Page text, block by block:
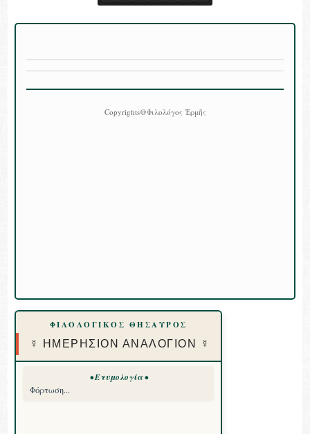
Copyrights@Φιλολόγος Ἑρμῆς
ΦΙΛΟΛΟΓΙΚΟΣ ΘΗΣΑΥΡΟΣ
☿ ΗΜΕΡΗΣΙΟΝ ΑΝΑΛΟΓΙΟΝ ☿
• Ετυμολογία •
Φόρτωση...